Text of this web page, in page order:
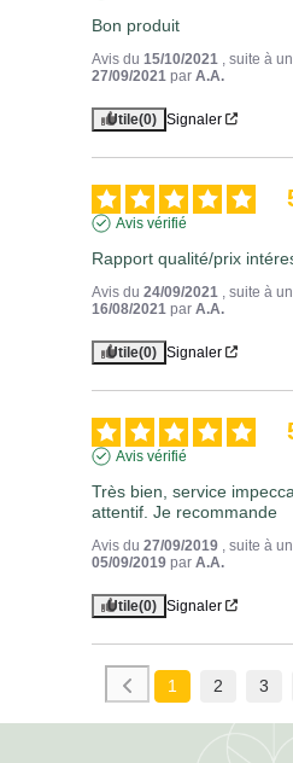
Bon produit
Avis du 15/10/2021
, suite à
27/09/2021 parA.A.
Utile(0) Signaler
Avis vérifié
Rapport qualité/prix
Avis du24/09/2021
, suite à
16/08/2021 parA.A.
Utile(0) Signaler
Avis vérifié
Très bien, service
attentif. Je recommande
Avis du27/09/2019
, suite à
05/09/2019 parA.A.
Utile(0) Signaler
1 2 3